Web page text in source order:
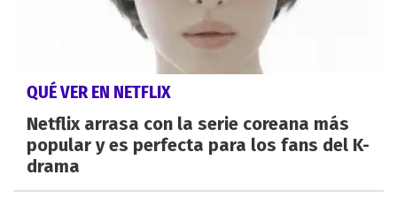
QUÉ VER EN NETFLIX
Netflix arrasa con la serie coreana más
popular y es perfecta para los fans del K-
drama